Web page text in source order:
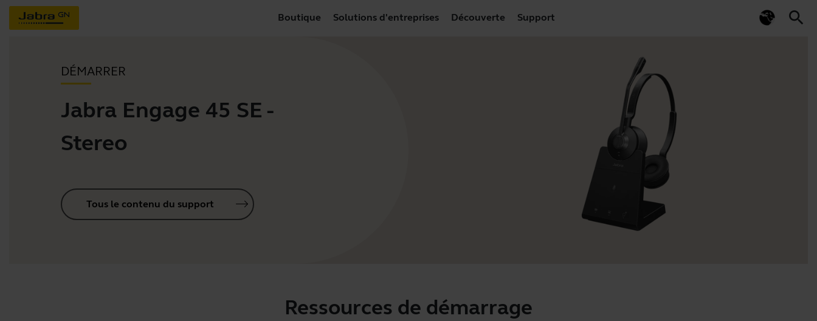
Boutique Solutions d'entreprises Découverte Support search
DÉMARRER
Jabra Engage 45 SE -
Stereo
Tous le contenu du support
Ressources de démarrage